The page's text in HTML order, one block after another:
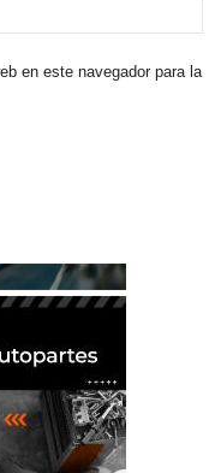
en este navegador para la